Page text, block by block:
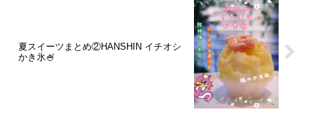
夏スイーツまとめ②HANSHIN イチオシ
かき氷🍧